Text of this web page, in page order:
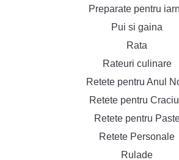
Preparate pentru
Pui si gaina
Rata
Rateuri culinare
Retete pentru Anul
Retete pentru
Retete pentru
Retete Personale
Rulade